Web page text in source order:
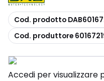
copia
Cod. prodotto
copia
Cod. produttore
Accedi per visualizzare